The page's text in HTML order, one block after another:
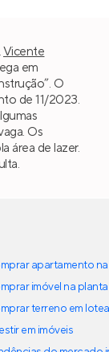
Vicente
em
O
de 11/2023.
Os
área de lazer.
apartamento
imóvel na planta
terreno em
em imóveis